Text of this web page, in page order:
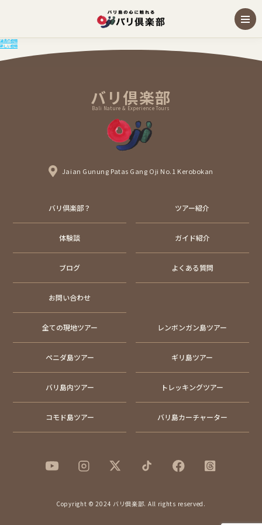
投
稿
ナ
過去の投稿
新しい投稿
バリ倶楽部
Bali Nature & Experience Tours
Jaian Gunung Patas Gang Oji No.1 Kerobokan
バリ倶楽部？ ツアー紹介
体験談 ガイド紹介
ブログ よくある質問
お問い合わせ
全ての現地ツアー レンボンガン島ツアー
ペニダ島ツアー ギリ島ツアー
バリ島内ツアー トレッキングツアー
コモド島ツアー バリ島カーチャーター
Copyright © 2024 バリ倶楽部. All rights reserved.